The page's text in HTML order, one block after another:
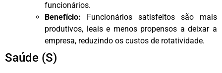
funcionários.
Benefício: Funcionários satisfeitos são mais
produtivos, leais e menos propensos a deixar a
empresa, reduzindo os custos de rotatividade.
Saúde (S)